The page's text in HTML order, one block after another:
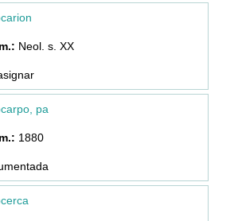
Neol. s. XX
pa
1880